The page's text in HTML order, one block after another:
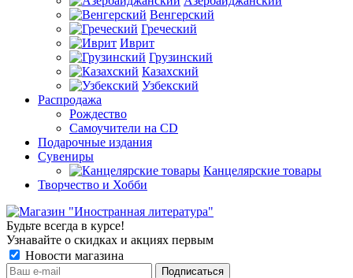
Венгерский
Греческий
Иврит
Грузинский
Казахский
Узбекский
Распродажа
Рождество
Самоучители на CD
Подарочные издания
Сувениры
Канцелярские товары
Творчество и Хобби
Будьте всегда в курсе!
Узнавайте о скидках и акциях первым
Новости магазина